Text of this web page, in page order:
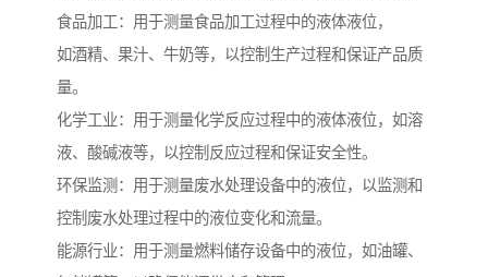
食品加工：用于测量食品加工过程中的液体液位，
如酒精、果汁、牛奶等，以控制生产过程和保证产品质
量。
化学工业：用于测量化学反应过程中的液体液位，如溶
液、酸碱液等，以控制反应过程和保证安全性。
环保监测：用于测量废水处理设备中的液位，以监测和
控制废水处理过程中的液位变化和流量。
能源行业：用于测量燃料储存设备中的液位，如油罐、